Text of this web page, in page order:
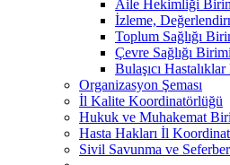
Aile Hekimliği
İzleme,
Toplum Sağlığı
Çevre Sağlığı Birimi
Bulaşıcı
Organizasyon Şeması
İl Kalite Koordinatörlüğü
Hukuk ve Muhakemat
Hasta Hakları İl
Sivil Savunma ve